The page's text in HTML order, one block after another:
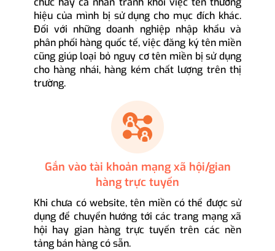
hiệu của mình bị sử dụng cho mục đích khác.
Đối với những doanh nghiệp nhập khẩu và
phân phối hàng quốc tế, việc đăng ký tên miền
cũng giúp loại bỏ nguy cơ tên miền bị sử dụng
cho hàng nhái, hàng kém chất lượng trên thị
trường.
Gắn vào tài khoản mạng xã hội/gian
hàng trực tuyến
Khi chưa có website, tên miền có thể được sử
dụng để chuyển hướng tới các trang mạng xã
hội hay gian hàng trực tuyến trên các nền
tảng bán hàng có sẵn.